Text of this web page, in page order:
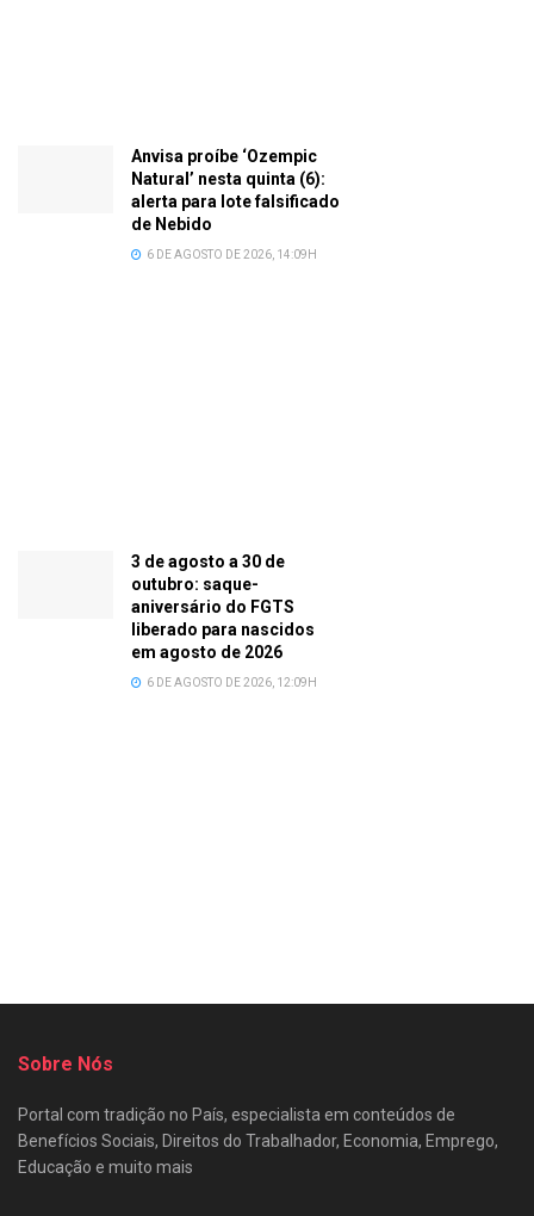
Anvisa proíbe ‘Ozempic
Natural’ nesta quinta (6):
alerta para lote falsificado
de Nebido
6 DE AGOSTO DE 2026, 14:09H
3 de agosto a 30 de
outubro: saque-
aniversário do FGTS
liberado para nascidos
em agosto de 2026
6 DE AGOSTO DE 2026, 12:09H
Sobre Nós
Portal com tradição no País, especialista em conteúdos de
Benefícios Sociais, Direitos do Trabalhador, Economia, Emprego,
Educação e muito mais